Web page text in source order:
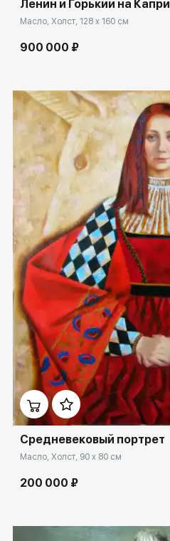
Ленин и Горький на Капри
Масло, Холст, 128 x 160 см
900 000 ₽
Домен:
Средневековый портрет
Масло, Холст, 90 x 80 см
200 000 ₽